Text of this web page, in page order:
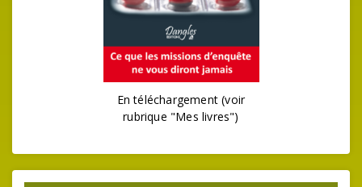
En téléchargement (voir
rubrique "Mes livres")